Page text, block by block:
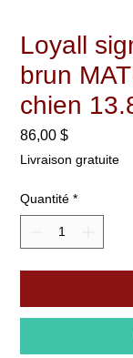
Loyall
brun
chien
86,00 $Prix
Livraison gratuite
Quantité *